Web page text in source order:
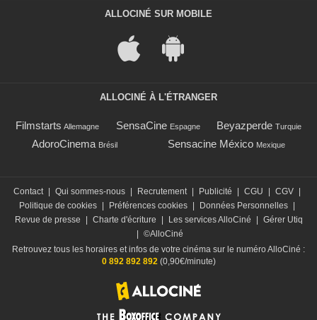
ALLOCINÉ SUR MOBILE
ALLOCINÉ À L'ÉTRANGER
Filmstarts Allemagne SensaCine Espagne Beyazperde Turquie
AdoroCinema Brésil Sensacine México Mexique
Contact Qui sommes-nous Recrutement Publicité CGU CGV
Politique de cookies
Préférences cookies Données Personnelles
Revue de presse
Charte d'écriture Les services AlloCiné
Gérer Utiq
©AlloCiné
Retrouvez tous les horaires et infos de votre cinéma sur le numéro AlloCiné :
0 892 892 892(0,90€/minute)